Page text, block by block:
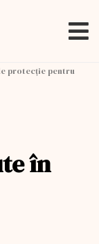
protecție pentru
în